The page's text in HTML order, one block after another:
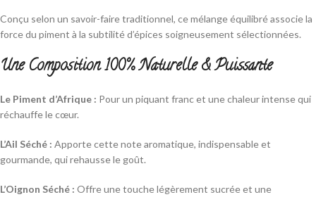
Conçu selon un savoir-faire traditionnel, ce mélange équilibré associe la
force du piment à la subtilité d’épices soigneusement sélectionnées.
Une Composition 100% Naturelle & Puissante
Le Piment d’Afrique : Pour un piquant franc et une chaleur intense qui
réchauffe le cœur.
L’Ail Séché : Apporte cette note aromatique, indispensable et
gourmande, qui rehausse le goût.
L’Oignon Séché : Offre une touche légèrement sucrée et une